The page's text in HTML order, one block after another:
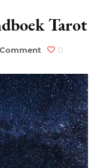
Tarot
on
Praktisch
Handboek
Tarot
0